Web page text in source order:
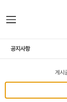
공지사항
게시